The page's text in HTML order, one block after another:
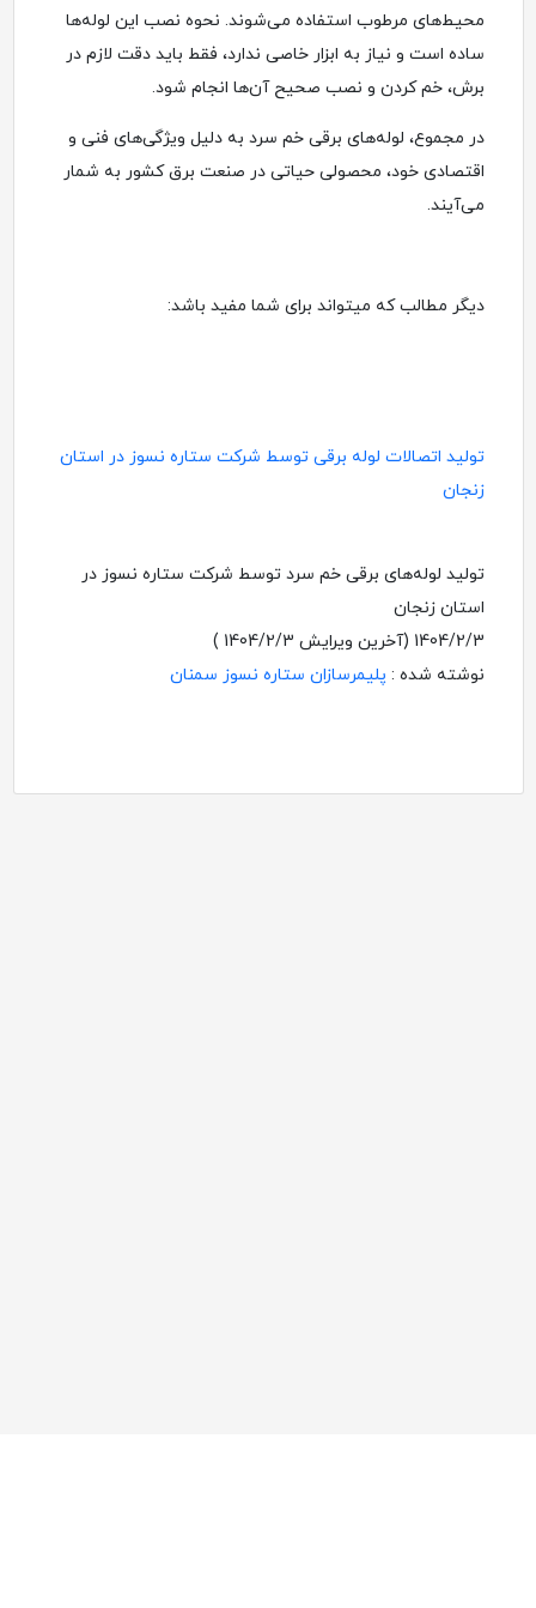
محیط‌های مرطوب استفاده می‌شوند. نحوه نصب این لوله‌ها
ساده است و نیاز به ابزار خاصی ندارد، فقط باید دقت لازم در
برش، خم کردن و نصب صحیح آن‌ها انجام شود.
در مجموع، لوله‌های برقی خم سرد به دلیل ویژگی‌های فنی و
اقتصادی خود، محصولی حیاتی در صنعت برق کشور به شمار
می‌آیند.
دیگر مطالب که میتواند برای شما مفید باشد:
تولید اتصالات لوله برقی توسط شرکت ستاره نسوز در استان
زنجان
تولید لوله‌های برقی خم سرد توسط شرکت ستاره نسوز در
استان زنجان
1404/2/3 (آخرین ویرایش 1404/2/3
)
نوشته شده : پلیمرسازان ستاره نسوز سمنان